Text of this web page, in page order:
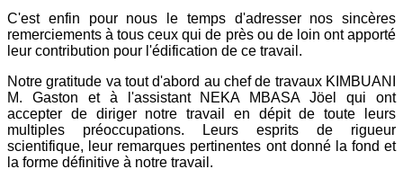
C'est enfin pour nous le temps d'adresser nos sincères
remerciements à tous ceux qui de près ou de loin ont apporté
leur contribution pour l'édification de ce travail.
Notre gratitude va tout d'abord au chef de travaux KIMBUANI
M. Gaston et à l'assistant NEKA MBASA Jöel qui ont
accepter de diriger notre travail en dépit de toute leurs
multiples préoccupations. Leurs esprits de rigueur
scientifique, leur remarques pertinentes ont donné la fond et
la forme définitive à notre travail.